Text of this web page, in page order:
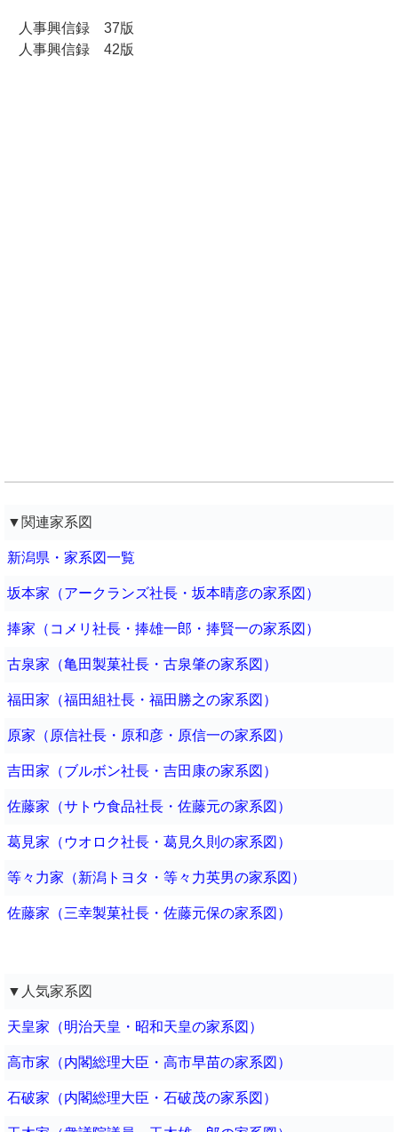
人事興信録 37版
人事興信録 42版
▼関連家系図
新潟県・家系図一覧
坂本家（アークランズ社長・坂本晴彦の家系図）
捧家（コメリ社長・捧雄一郎・捧賢一の家系図）
古泉家（亀田製菓社長・古泉肇の家系図）
福田家（福田組社長・福田勝之の家系図）
原家（原信社長・原和彦・原信一の家系図）
吉田家（ブルボン社長・吉田康の家系図）
佐藤家（サトウ食品社長・佐藤元の家系図）
葛見家（ウオロク社長・葛見久則の家系図）
等々力家（新潟トヨタ・等々力英男の家系図）
佐藤家（三幸製菓社長・佐藤元保の家系図）
▼人気家系図
天皇家（明治天皇・昭和天皇の家系図）
高市家（内閣総理大臣・高市早苗の家系図）
石破家（内閣総理大臣・石破茂の家系図）